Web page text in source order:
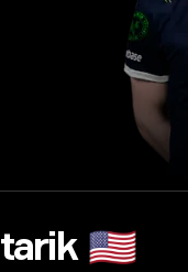
tarik 🇺🇸